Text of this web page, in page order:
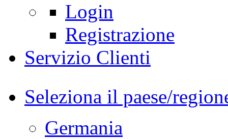
Login
Registrazione
Servizio Clienti
Seleziona il paese/
Germania